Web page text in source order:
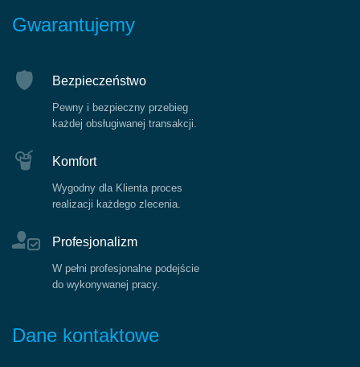
Gwarantujemy
Bezpieczeństwo
Pewny i bezpieczny przebieg
każdej obsługiwanej transakcji.
Komfort
Wygodny dla Klienta proces
realizacji każdego zlecenia.
Profesjonalizm
W pełni profesjonalne podejście
do wykonywanej pracy.
Dane kontaktowe